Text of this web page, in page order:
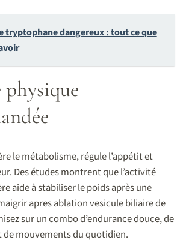
tryptophane dangereux : tout ce que
le métabolisme, régule l’appétit et
Des études montrent que l’activité
aide à stabiliser le poids après une
apres ablation vesicule biliaire de
sur un combo d’endurance douce, de
mouvements du quotidien.